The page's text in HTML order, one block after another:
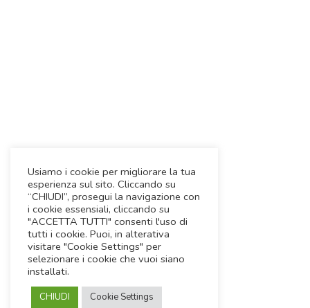
Usiamo i cookie per migliorare la tua
esperienza sul sito. Cliccando su
“CHIUDI”, prosegui la navigazione con
i cookie essensiali, cliccando su
"ACCETTA TUTTI" consenti l'uso di
tutti i cookie. Puoi, in alterativa
visitare "Cookie Settings" per
selezionare i cookie che vuoi siano
installati.
CHIUDI Cookie Settings